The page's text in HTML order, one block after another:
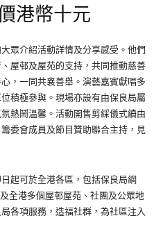
港幣十元
眾介紹活動詳情及分享感受。他們
屋邨及屋苑的支持，共同推動慈善
，一同共襄善舉。演藝嘉賓獻唱多
積極參與。現場亦設有由保良局屬
熱鬧溫馨。活動開售剪綵儀式續由
委會成員及節目贊助聯合主持，見
起可於全港各區，包括保良局網
全港多個屋邨屋苑、社團及公眾地
各項服務，造福社群，為社區注入